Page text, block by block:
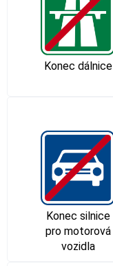
Konec dálnice
Konec silnice
pro motorová
vozidla